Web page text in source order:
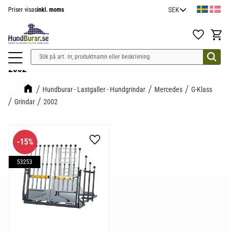
Priser visasinkl. moms
Favoriter
2002
Hundburar - Lastgaller - Hundgrindar Mercedes
G-Klass
Grindar
2002
15%
53253
Lägg till i favoriter